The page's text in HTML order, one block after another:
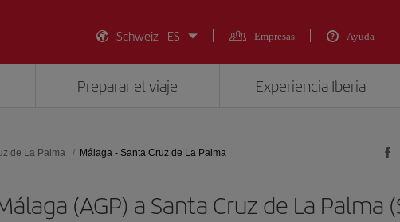
Schweiz - ES
Empresas Ayuda
Preparar el viaje Experiencia Iberia
de La Palma Málaga - Santa Cruz de La Palma
(AGP) a Santa Cruz de La Palma